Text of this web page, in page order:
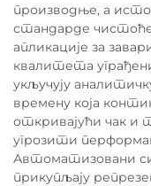
производње, а
стандарде
апликације за
квалитета
укључују
времену која
откривајући чак и
угрозити
Автоматизовани
прикупљају